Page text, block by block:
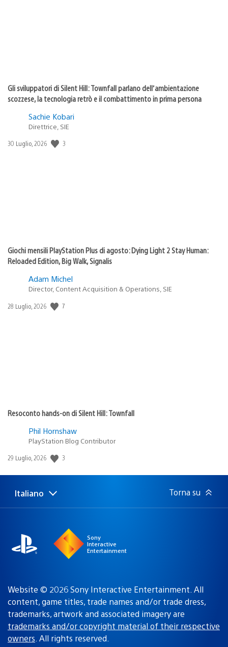
Gli sviluppatori di Silent Hill: Townfall parlano dell’ambientazione
scozzese, la tecnologia retrò e il combattimento in prima persona
Sachie Kobari
Direttrice, SIE
Data
30 Luglio, 2026 3
Giochi mensili PlayStation Plus di agosto: Dying Light 2 Stay Human:
Reloaded Edition, Big Walk, Signalis
Adam Michel
Director, Content Acquisition & Operations, SIE
Data
28 Luglio, 2026 7
Resoconto hands-on di Silent Hill: Townfall
Phil Hornshaw
PlayStation Blog Contributor
Data
pubblicazione:
29 Luglio, 2026 3
Seleziona
Regione
Italiano Torna su
Sony
Interactive
Entertainment
Website © 2026 Sony Interactive Entertainment. All
content, game titles, trade names and/or trade dress,
trademarks, artwork and associated imagery are
trademarks and/or copyright material of their respective
owners. All rights reserved.